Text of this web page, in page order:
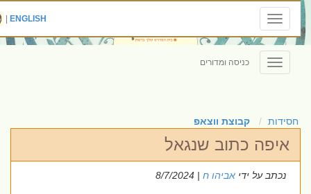
Toggle
navigation
ENGLISH
|
Toggle
navigation
כניסה ומדורים
חסידות קבוצת ווצאפ
איפה כתוב שנגאל
נכתב על ידיאביהו ח| 8/7/2024